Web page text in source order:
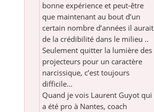
bonne expérience et peut-être
que maintenant au bout d’un
certain nombre d’années il aurait
de la crédibilité dans le milieu ..
Seulement quitter la lumière des
projecteurs pour un caractère
narcissique, c’est toujours
difficile...
Quand je vois Laurent Guyot qui
a été pro à Nantes, coach